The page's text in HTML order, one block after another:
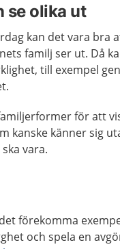
se olika ut
kan det vara bra
familj ser ut. Då
till exempel
för att
kanske känner sig
vara.
förekomma
och spela en